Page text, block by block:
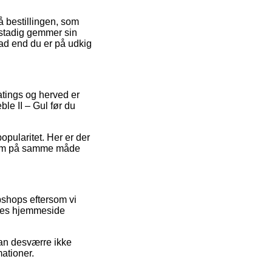
bestillingen, som
gemmer sin
end du er på udkig
og herved er
II – Gul før du
Her er der
på samme måde
eftersom vi
hjemmeside
desværre ikke